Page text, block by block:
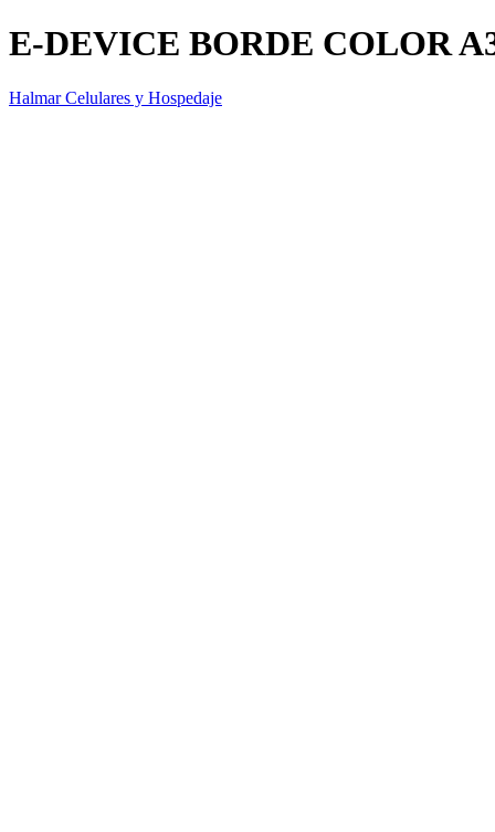
E-DEVICE BORDE COLOR
Halmar Celulares y Hospedaje